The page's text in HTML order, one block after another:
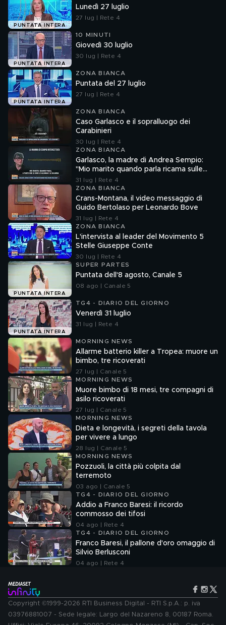
PUNTATA INTERA
Lunedì 27 luglio
27 lug | Rete 4
PUNTATA INTERA
10 MINUTI
Giovedì 30 luglio
30 lug | Rete 4
PUNTATA INTERA
ZONA BIANCA
Puntata del 27 luglio
27 lug | Rete 4
ZONA BIANCA
Caso Garlasco e il sopralluogo dei
Carabinieri
30 lug | Rete 4
ZONA BIANCA
Garlasco, la madre di Andrea Sempio:
"Mio marito quando parla ricama sulle
cose"
31 lug | Rete 4
ZONA BIANCA
Crans-Montana, il video messaggio di
Guido Bertolaso per Leonardo Bove
31 lug | Rete 4
ZONA BIANCA
L'intervista al leader del Movimento 5
Stelle Giuseppe Conte
30 lug | Rete 4
PUNTATA INTERA
SUPER PARTES
Puntata dell'8 agosto, Canale 5
08 ago | Canale 5
PUNTATA INTERA
TG4 - DIARIO DEL GIORNO
Venerdì 31 luglio
31 lug | Rete 4
MORNING NEWS
Allarme batterio killer a Tropea: muore un
bimbo, tre ricoverati
27 lug | Canale 5
MORNING NEWS
Muore bimbo di 18 mesi, tre compagni di
asilo ricoverati
27 lug | Canale 5
MORNING NEWS
Dieta e longevità, i segreti della tavola
per vivere a lungo
28 lug | Canale 5
MORNING NEWS
Pozzuoli, la città più colpita dal
terremoto
03 ago | Canale 5
TG4 - DIARIO DEL GIORNO
Addio a Franco Baresi: il ricordo
commosso dei tifosi
04 ago | Rete 4
TG4 - DIARIO DEL GIORNO
Franco Baresi, il pallone d'oro omaggio di
Silvio Berlusconi
04 ago | Rete 4
Copyright ©1999-2026 RTI Business Digital - RTI S.p.A.: p. iva
03976881007 - Sede legale: Largo del Nazareno 8, 00187 Roma.